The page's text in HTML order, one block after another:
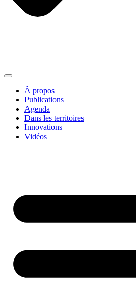
À propos
Publications
Agenda
Dans les territoires
Innovations
Vidéos